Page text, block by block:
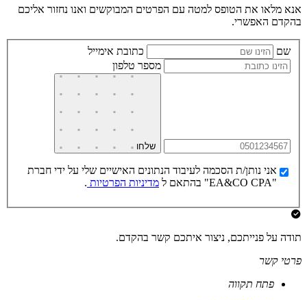
אנא מלאו את הטופס למטה עם הפרטים המבוקשים ואנו נחזור אליכם
בהקדם האפשרי.
שם
כתובת אימייל
מספר טלפון
שלחו
אני נותן/ת הסכמה לעיבוד הנתונים האישיים שלי על ידי חברת
"EA&CO CPA" בהתאם ל
מדיניות הפרטיות .
תודה על פנייתכם, ניצור איתכם קשר בהקדם.
פרטי קשר
פתח תקווה